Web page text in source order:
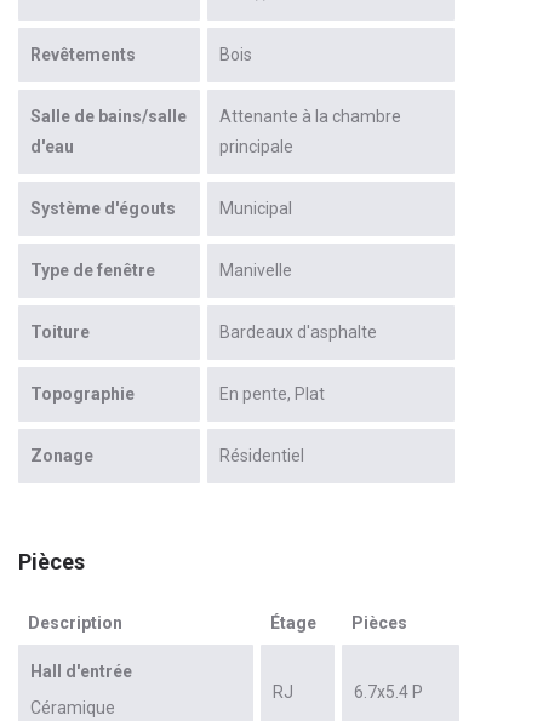
Revêtements Bois
Salle de bains/salle
d'eau
Attenante à la chambre
principale
Système d'égouts Municipal
Type de fenêtre Manivelle
Toiture Bardeaux d'asphalte
Topographie En pente Plat
Zonage Résidentiel
Pièces
Description Étage Pièces
Hall d'entrée
Céramique
RJ 6.7x5.4 P